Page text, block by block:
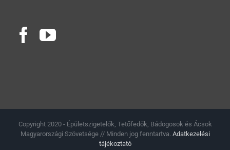
Copyright 2020 - Épületszigetelők, Tetőfedők, Bádogosok és Ácsok
Magyarországi Szövetsége // Minden jog fenntartva. Adatkezelési
tájékoztató